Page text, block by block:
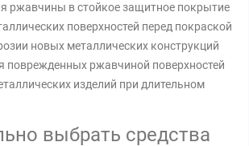
ржавчины в стойкое защитное покрытие
поверхностей перед покраской
новых металлических конструкций
поврежденных ржавчиной поверхностей
изделий при длительном
выбрать средства